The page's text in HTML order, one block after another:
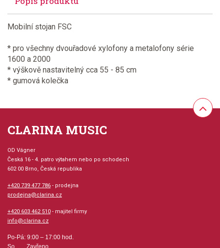
Mobilní stojan FSC
* pro všechny dvouřadové xylofony a metalofony série
1600 a 2000
* výškově nastavitelný cca 55 - 85 cm
* gumová kolečka
CLARINA MUSIC
OD Vágner
Česká 16 - 4. patro výtahem nebo po schodech
602 00 Brno, Česká republika
+420 739 477 786 - prodejna
prodejna@clarina.cz
+420 603 462 510 - majitel firmy
info@clarina.cz
Po-Pá: 9:00 – 17:00 hod.
So Zavřeno